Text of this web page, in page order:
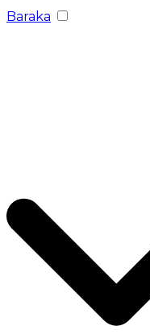
Baraka